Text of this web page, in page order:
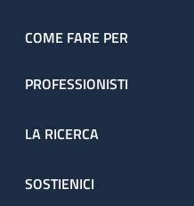
COME FARE PER
PROFESSIONISTI
LA RICERCA
SOSTIENICI